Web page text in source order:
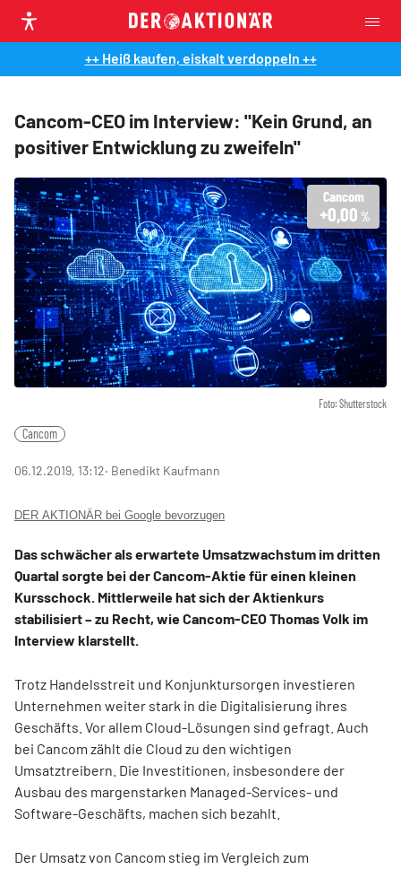
++ Heiß kaufen, eiskalt verdoppeln ++
Cancom-CEO im Interview: "Kein Grund, an
positiver Entwicklung zu zweifeln"
Foto: Shutterstock
Cancom
+0,00 %
Cancom
06.12.2019, 13:12‧ Benedikt Kaufmann
DER AKTIONÄR bei Google bevorzugen
Das schwächer als erwartete Umsatzwachstum im dritten
Quartal sorgte bei der Cancom-Aktie für einen kleinen
Kursschock. Mittlerweile hat sich der Aktienkurs
stabilisiert – zu Recht, wie Cancom-CEO Thomas Volk im
Interview klarstellt.
Trotz Handelsstreit und Konjunktursorgen investieren
Unternehmen weiter stark in die Digitalisierung ihres
Geschäfts. Vor allem Cloud-Lösungen sind gefragt. Auch
bei Cancom zählt die Cloud zu den wichtigen
Umsatztreibern. Die Investitionen, insbesondere der
Ausbau des margenstarken Managed-Services- und
Software-Geschäfts, machen sich bezahlt.
Der Umsatz von Cancom stieg im Vergleich zum